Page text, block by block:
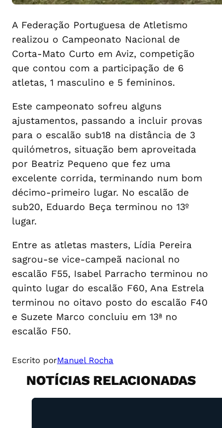
A Federação Portuguesa de Atletismo
realizou o Campeonato Nacional de
Corta-Mato Curto em Aviz, competição
que contou com a participação de 6
atletas, 1 masculino e 5 femininos.
Este campeonato sofreu alguns
ajustamentos, passando a incluir provas
para o escalão sub18 na distância de 3
quilómetros, situação bem aproveitada
por Beatriz Pequeno que fez uma
excelente corrida, terminando num bom
décimo-primeiro lugar. No escalão de
sub20, Eduardo Beça terminou no 13º
lugar.
Entre as atletas masters, Lídia Pereira
sagrou-se vice-campeã nacional no
escalão F55, Isabel Parracho terminou no
quinto lugar do escalão F60, Ana Estrela
terminou no oitavo posto do escalão F40
e Suzete Marco concluiu em 13ª no
escalão F50.
Escrito porManuel Rocha
NOTÍCIAS RELACIONADAS